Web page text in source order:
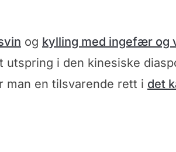
og kylling med ingefær og
utspring i den kinesiske
man en tilsvarende rett i det